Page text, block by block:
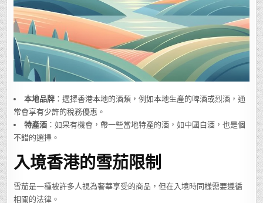
本地品牌 ：選擇香港本地的酒類，例如本地生產的啤酒或烈酒，通
常會享有少許的稅務優惠。
特產酒 ：如果有機會，帶一些當地特產的酒，如中國白酒，也是個
不錯的選擇。
入境香港的雪茄限制
雪茄是一種被許多人視為奢華享受的商品，但在入境時同樣需要遵循
相關的法律。